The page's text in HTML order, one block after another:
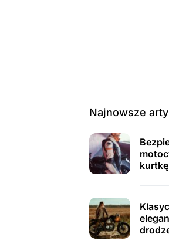
Najnowsze
kurtkę